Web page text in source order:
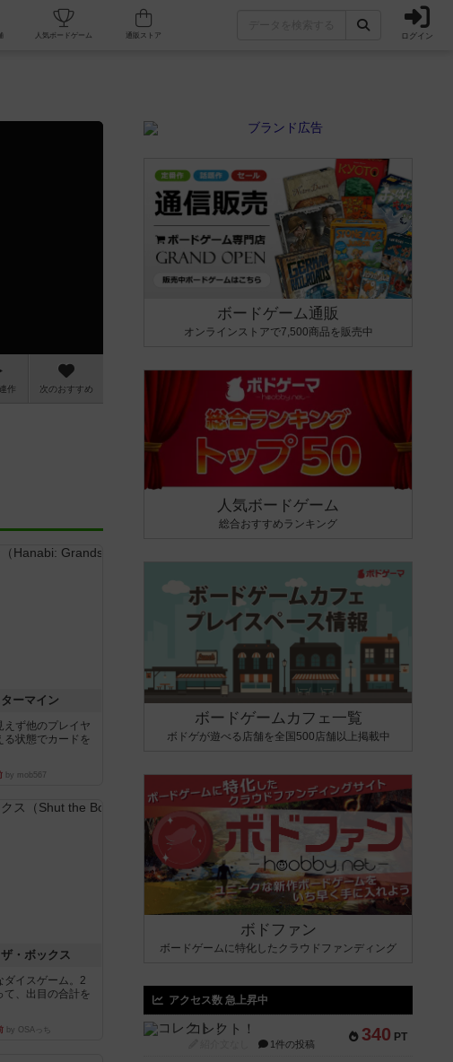
カフェ/店舗 人気ボードゲーム ログイン
作 次のおすすめ
ーマイン
えず他のプレイヤ
る状態でカードを
by mob567
・ボックス
ダイスゲーム。2
て、出目の合計を
by OSAっち
ボードゲーム通販
オンラインストアで7,500商品を販売中
人気ボードゲーム
総合おすすめランキング
ボードゲームカフェ一覧
ボドゲが遊べる店舗を全国500店舗以上掲載中
ボドファン
ボードゲームに特化したクラウドファンディング
アクセス数 急上昇中
340 PT
コレクト！
1件の投稿